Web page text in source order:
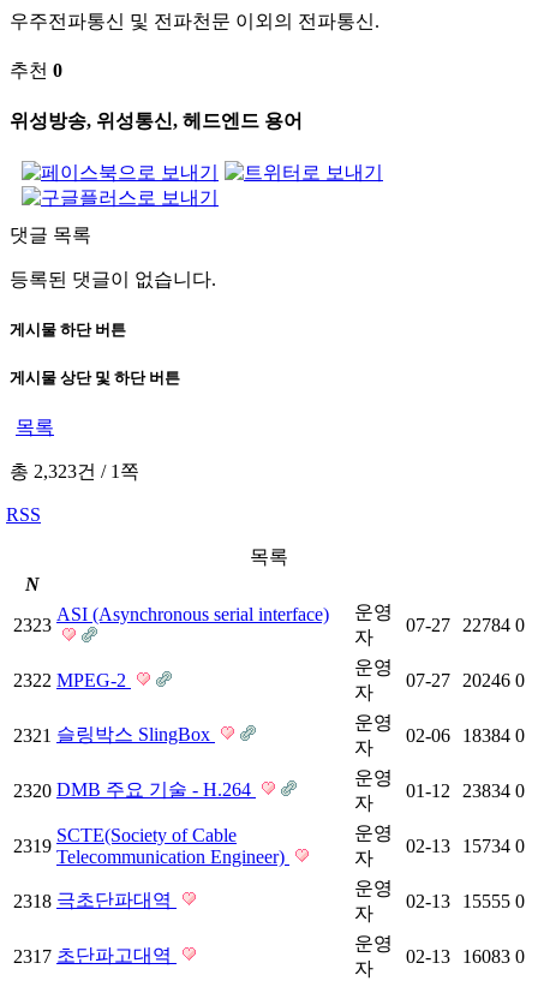
우주전파통신 및 전파천문 이외의 전파통신.
추천 0
위성방송, 위성통신, 헤드엔드 용어
댓글 목록
등록된 댓글이 없습니다.
게시물 하단 버튼
게시물 상단 및 하단 버튼
목록
총 2,323건 /1쪽
RSS
목록
N
2323
ASI (Asynchronous serial interface)
운영
자
07-27 22784 0
2322 MPEG-2
운영
자
07-27 20246 0
2321 슬링박스 SlingBox
운영
자
02-06 18384 0
2320 DMB 주요 기술 - H.264
운영
자
01-12 23834 0
2319
SCTE(Society of Cable
Telecommunication Engineer)
운영
자
02-13 15734 0
2318 극초단파대역
운영
자
02-13 15555 0
2317 초단파고대역
운영
자
02-13 16083 0